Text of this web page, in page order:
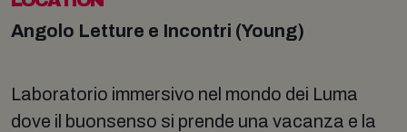
Angolo Letture e Incontri (Young)
Laboratorio immersivo nel mondo dei Luma
dove il buonsenso si prende una vacanza e la